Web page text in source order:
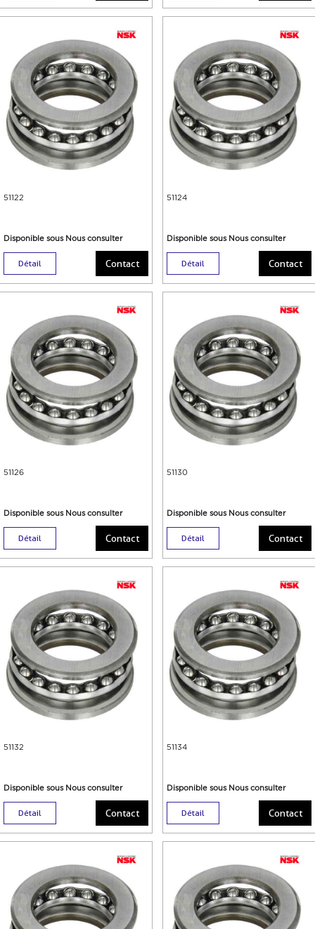
51122
Disponible sous Nous consulter
Détail Contact
51124
Disponible sous Nous consulter
Détail Contact
51126
Disponible sous Nous consulter
Détail Contact
51130
Disponible sous Nous consulter
Détail Contact
51132
Disponible sous Nous consulter
Détail Contact
51134
Disponible sous Nous consulter
Détail Contact